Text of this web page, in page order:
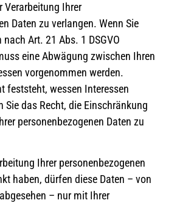
Verarbeitung Ihrer
Daten zu verlangen. Wenn Sie
Art. 21 Abs. 1 DSGVO
eine Abwägung zwischen Ihren
vorgenommen werden.
feststeht, wessen Interessen
Sie das Recht, die Einschränkung
personenbezogenen Daten zu
Ihrer personenbezogenen
haben, dürfen diese Daten – von
– nur mit Ihrer